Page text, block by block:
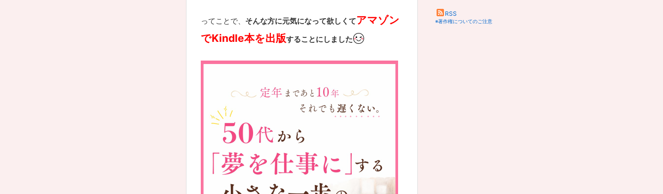
ってことで、 そんな方に元気になって欲しくてアマゾン
でKindle本を出版することにしました
RSS
※著作権についてのご注意